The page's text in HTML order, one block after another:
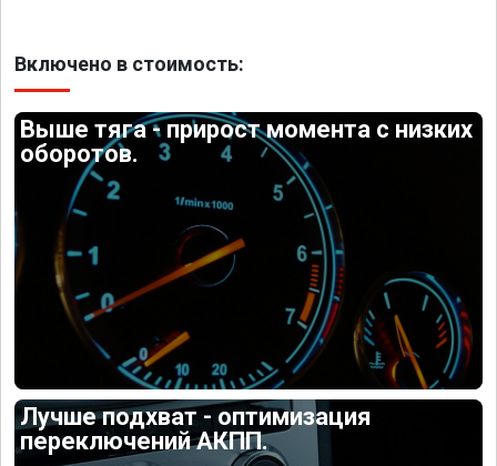
Включено в стоимость:
Выше тяга - прирост момента с низких
оборотов.
Лучше подхват - оптимизация
переключений АКПП.